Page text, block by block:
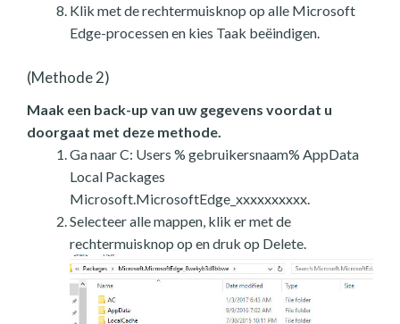
Klik met de rechtermuisknop op alle Microsoft
Edge-processen en kies Taak beëindigen.
(Methode 2)
Maak een back-up van uw gegevens voordat u
doorgaat met deze methode.
Ga naar C: Users % gebruikersnaam% AppData
Local Packages
Microsoft.MicrosoftEdge_xxxxxxxxxx.
Selecteer alle mappen, klik er met de
rechtermuisknop op en druk op Delete.